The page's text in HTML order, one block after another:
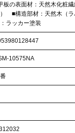
板の表面材：天然木化粧
■構造部材：天然木（
ラッカー塗装
10575NA